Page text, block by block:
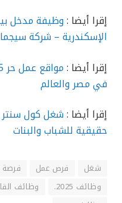
إقرا أيضا :
الإسكندرية – شركة سيجما
إقرا أيضا :
في مصر والعالم
إقرا أيضا :
حقيقية للشباب والبنات
شغل فرص عمل
وظائف 2025.
وظائف